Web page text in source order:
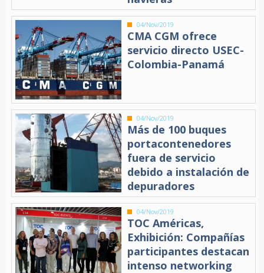
04/Nov/2019
CMA CGM ofrece
servicio directo USEC-
Colombia-Panamá
04/Nov/2019
Más de 100 buques
portacontenedores
fuera de servicio
debido a instalación de
depuradores
04/Nov/2019
TOC Américas,
Exhibición: Compañías
participantes destacan
intenso networking